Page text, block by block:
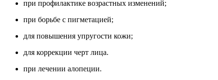
при профилактике возрастных изменений;
при борьбе с пигметацией;
для повышения упругости кожи;
для коррекции черт лица.
при лечении алопеции.